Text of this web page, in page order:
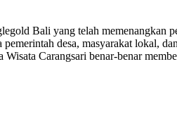
Bali yang telah memenangkan
desa, masyarakat lokal,
Carangsari benar-benar